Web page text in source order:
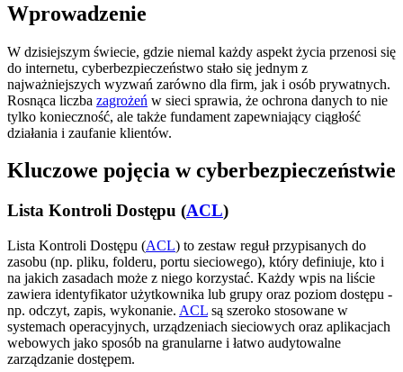
Wprowadzenie
W dzisiejszym świecie, gdzie niemal każdy aspekt życia przenosi się
do internetu, cyberbezpieczeństwo stało się jednym z
najważniejszych wyzwań zarówno dla firm, jak i osób prywatnych.
Rosnąca liczba zagrożeń w sieci sprawia, że ochrona danych to nie
tylko konieczność, ale także fundament zapewniający ciągłość
działania i zaufanie klientów.
Kluczowe pojęcia w cyberbezpieczeństwie
Lista Kontroli Dostępu (ACL)
Lista Kontroli Dostępu (ACL) to zestaw reguł przypisanych do
zasobu (np. pliku, folderu, portu sieciowego), który definiuje, kto i
na jakich zasadach może z niego korzystać. Każdy wpis na liście
zawiera identyfikator użytkownika lub grupy oraz poziom dostępu -
np. odczyt, zapis, wykonanie. ACL są szeroko stosowane w
systemach operacyjnych, urządzeniach sieciowych oraz aplikacjach
webowych jako sposób na granularne i łatwo audytowalne
zarządzanie dostępem.